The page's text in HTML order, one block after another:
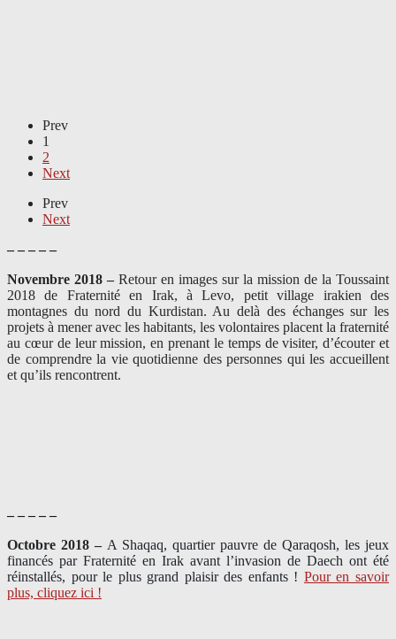
Prev
1
2
Next
Prev
Next
– – – – –
Novembre 2018 – Retour en images sur la mission de la Toussaint
2018 de Fraternité en Irak, à Levo, petit village irakien des
montagnes du nord du Kurdistan. Au delà des échanges sur les
projets à mener avec les habitants, les volontaires placent la fraternité
au cœur de leur mission, en prenant le temps de visiter, d’écouter et
de comprendre la vie quotidienne des personnes qui les accueillent
et qu’ils rencontrent.
– – – – –
Octobre 2018 – A Shaqaq, quartier pauvre de Qaraqosh, les jeux
financés par Fraternité en Irak​ avant l’invasion de Daech ont été
réinstallés, pour le plus grand plaisir des enfants ! Pour en savoir
plus, cliquez ici !